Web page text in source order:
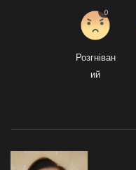
Розгніван
ий
0